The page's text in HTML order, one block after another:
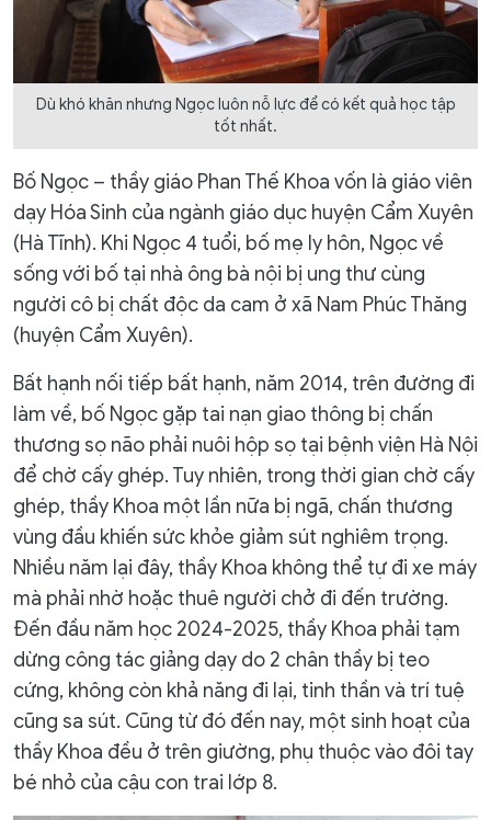
Dù khó khăn nhưng Ngọc luôn nỗ lực để có kết quả học tập
tốt nhất.
Bố Ngọc – thầy giáo Phan Thế Khoa vốn là giáo viên
dạy Hóa Sinh của ngành giáo dục huyện Cẩm Xuyên
(Hà Tĩnh). Khi Ngọc 4 tuổi, bố mẹ ly hôn, Ngọc về
sống với bố tại nhà ông bà nội bị ung thư cùng
người cô bị chất độc da cam ở xã Nam Phúc Thăng
(huyện Cẩm Xuyên).
Bất hạnh nối tiếp bất hạnh, năm 2014, trên đường đi
làm về, bố Ngọc gặp tai nạn giao thông bị chấn
thương sọ não phải nuôi hộp sọ tại bệnh viện Hà Nội
để chờ cấy ghép. Tuy nhiên, trong thời gian chờ cấy
ghép, thầy Khoa một lần nữa bị ngã, chấn thương
vùng đầu khiến sức khỏe giảm sút nghiêm trọng.
Nhiều năm lại đây, thầy Khoa không thể tự đi xe máy
mà phải nhờ hoặc thuê người chở đi đến trường.
Đến đầu năm học 2024-2025, thầy Khoa phải tạm
dừng công tác giảng dạy do 2 chân thầy bị teo
cứng, không còn khả năng đi lại, tinh thần và trí tuệ
cũng sa sút. Cũng từ đó đến nay, một sinh hoạt của
thầy Khoa đều ở trên giường, phụ thuộc vào đôi tay
bé nhỏ của cậu con trai lớp 8.